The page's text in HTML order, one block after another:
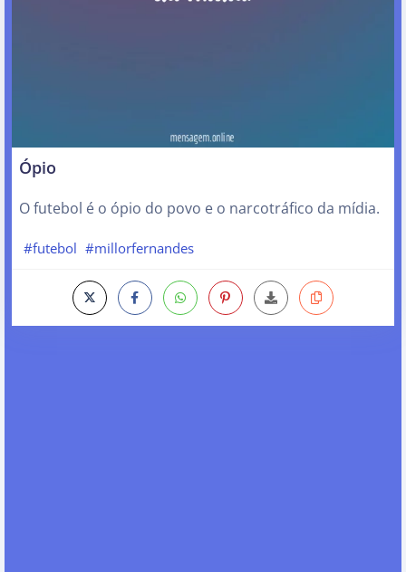
Ópio
O futebol é o ópio do povo e o narcotráfico da mídia.
#futebol #millorfernandes